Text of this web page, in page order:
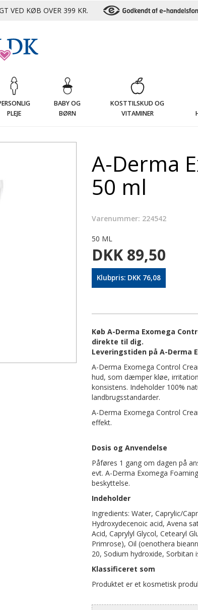
VED KØB OVER 399 KR.
PLEJE
BABY OG
BØRN
KOSTTILSKUD OG
VITAMINER
A-Derma
50 ml
Varenummer: 224542
50 ML
DKK 89,50
Klubpris: DKK 76,08
Køb A-Derma Exomega
direkte til dig.
Leveringstiden på A-Derma
A-Derma Exomega Control
hud, som dæmper kløe,
konsistens. Indeholder 100%
landbrugsstandarder.
A-Derma Exomega Control
effekt.
Dosis og Anvendelse
Påføres 1 gang om dagen på
evt. A-Derma Exomega
beskyttelse.
Indeholder
Ingredients: Water, Caprylic/
Hydroxydecenoic acid, Avena
Acid, Caprylyl Glycol, Cetearyl
Primrose), Oil (oenothera
20, Sodium hydroxide,
Klassificeret som
Produktet er et kosmetisk